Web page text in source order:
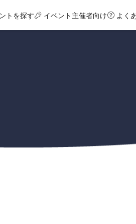
トを探す イベント主催者向け よく